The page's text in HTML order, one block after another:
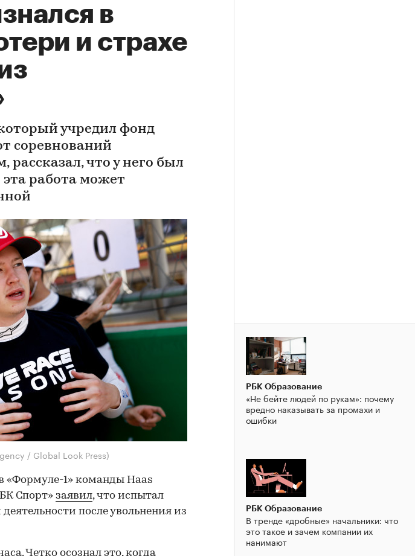
в
и страхе
учредил фонд
соревнований
рассказал, что у него был
эта работа может
/ Global Look Press)
1» команды Haas
Спорт» заявил, что испытал
после увольнения из
Четко осознал это, когда
РБК Образование
«Не бейте людей по рукам»: почему
вредно наказывать за промахи и
ошибки
РБК Образование
В тренде «дробные» начальники: что
это такое и зачем компании их
нанимают